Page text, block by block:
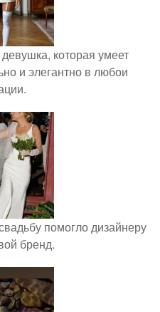
которая умеет
и элегантно в любои
помогло дизайнеру
бренд.